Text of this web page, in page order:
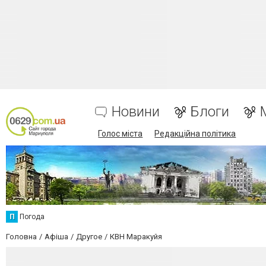
Новини Блоги
Голос міста Редакційна політика
П Погода
Головна Афіша Другое КВН Маракуйя